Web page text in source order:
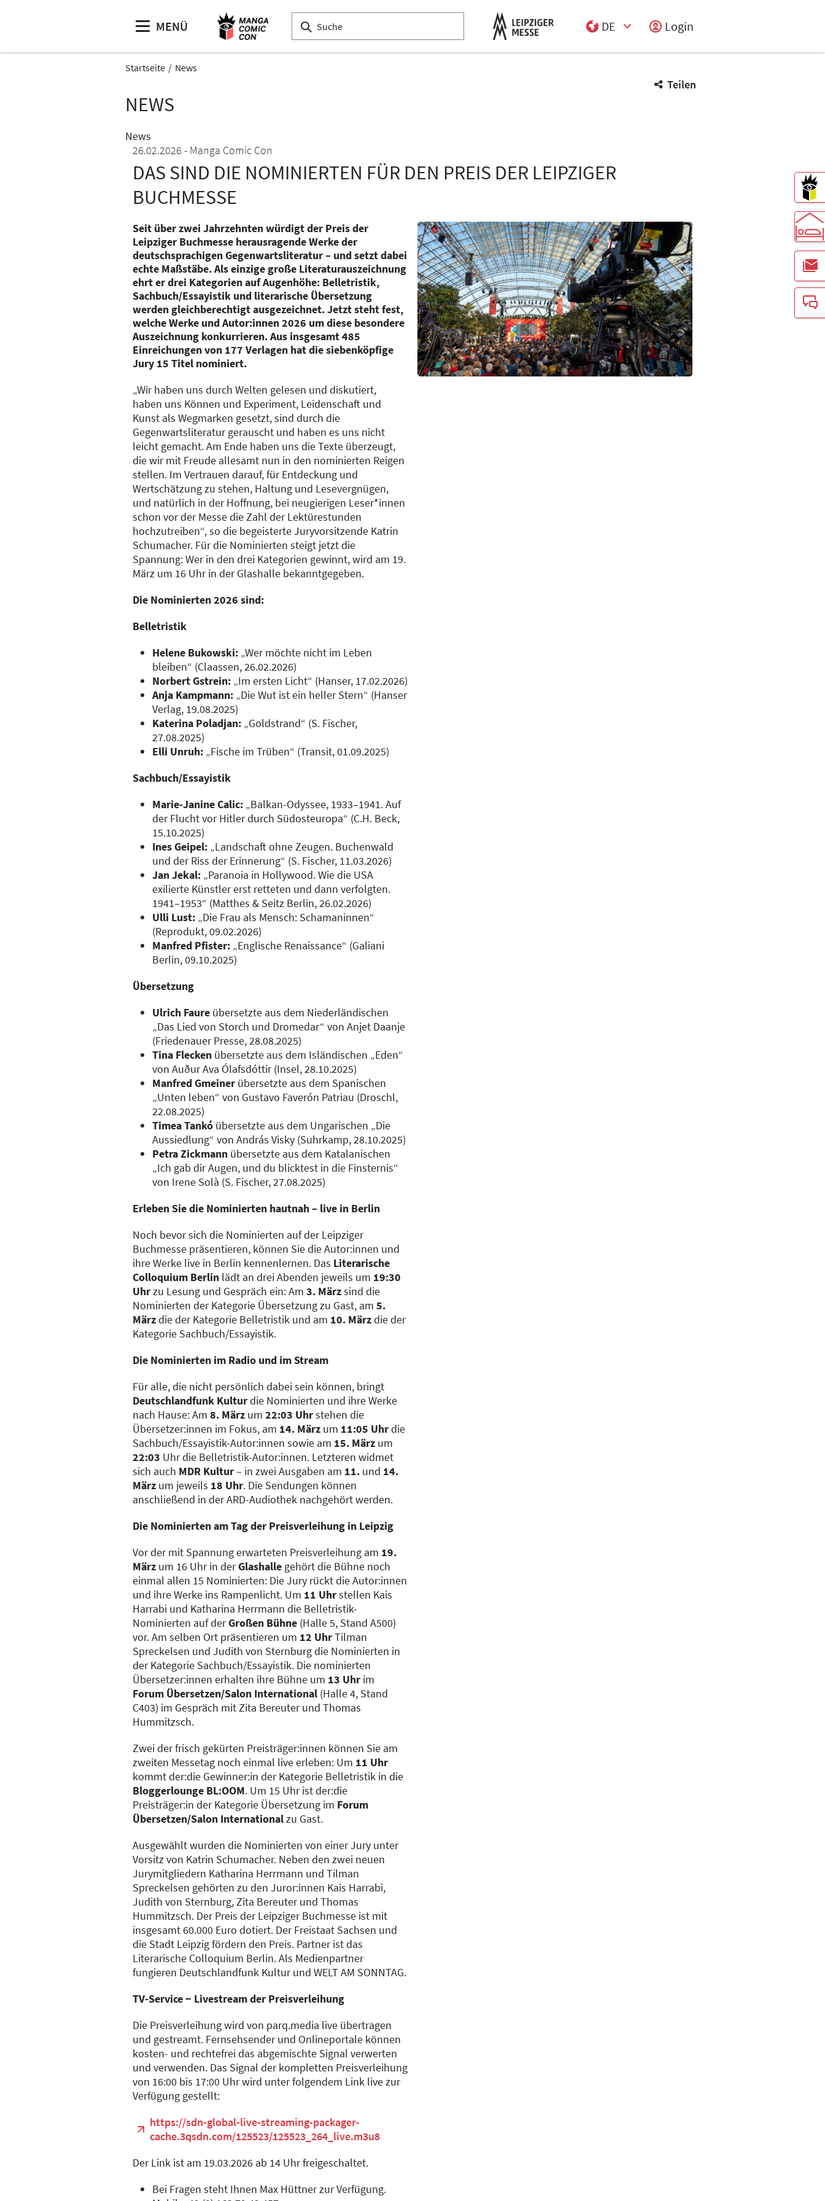
MENÜ
DE
Login
Startseite News
Teilen
NEWS
News
26.02.2026
Manga Comic Con
DAS SIND DIE NOMINIERTEN FÜR DEN PREIS DER LEIPZIGER
BUCHMESSE
Seit über zwei Jahrzehnten würdigt der Preis der
Leipziger Buchmesse herausragende Werke der
deutschsprachigen Gegenwartsliteratur – und setzt dabei
echte Maßstäbe. Als einzige große Literaturauszeichnung
ehrt er drei Kategorien auf Augenhöhe: Belletristik,
Sachbuch/Essayistik und literarische Übersetzung
werden gleichberechtigt ausgezeichnet. Jetzt steht fest,
welche Werke und Autor:innen 2026 um diese besondere
Auszeichnung konkurrieren. Aus insgesamt 485
Einreichungen von 177 Verlagen hat die siebenköpfige
Jury 15 Titel nominiert.
„Wir haben uns durch Welten gelesen und diskutiert,
haben uns Können und Experiment, Leidenschaft und
Kunst als Wegmarken gesetzt, sind durch die
Gegenwartsliteratur gerauscht und haben es uns nicht
leicht gemacht. Am Ende haben uns die Texte überzeugt,
die wir mit Freude allesamt nun in den nominierten Reigen
stellen. Im Vertrauen darauf, für Entdeckung und
Wertschätzung zu stehen, Haltung und Lesevergnügen,
und natürlich in der Hoffnung, bei neugierigen Leser*innen
schon vor der Messe die Zahl der Lektürestunden
hochzutreiben“, so die begeisterte Juryvorsitzende Katrin
Schumacher. Für die Nominierten steigt jetzt die
Spannung: Wer in den drei Kategorien gewinnt, wird am 19.
März um 16 Uhr in der Glashalle bekanntgegeben.
Die Nominierten 2026 sind:
Belletristik
Helene Bukowski: „Wer möchte nicht im Leben
bleiben“ (Claassen, 26.02.2026)
Norbert Gstrein: „Im ersten Licht“ (Hanser, 17.02.2026)
Anja Kampmann: „Die Wut ist ein heller Stern“ (Hanser
Verlag, 19.08.2025)
Katerina Poladjan: „Goldstrand“ (S. Fischer,
27.08.2025)
Elli Unruh: „Fische im Trüben“ (Transit, 01.09.2025)
Sachbuch/Essayistik
Marie-Janine Calic: „Balkan-Odyssee, 1933–1941. Auf
der Flucht vor Hitler durch Südosteuropa“ (C.H. Beck,
15.10.2025)
Ines Geipel: „Landschaft ohne Zeugen. Buchenwald
und der Riss der Erinnerung“ (S. Fischer, 11.03.2026)
Jan Jekal: „Paranoia in Hollywood. Wie die USA
exilierte Künstler erst retteten und dann verfolgten.
1941–1953“ (Matthes & Seitz Berlin, 26.02.2026)
Ulli Lust: „Die Frau als Mensch: Schamaninnen“
(Reprodukt, 09.02.2026)
Manfred Pfister: „Englische Renaissance“ (Galiani
Berlin, 09.10.2025)
Übersetzung
Ulrich Faure übersetzte aus dem Niederländischen
„Das Lied von Storch und Dromedar“ von Anjet Daanje
(Friedenauer Presse, 28.08.2025)
Tina Flecken übersetzte aus dem Isländischen „Eden“
von Auður Ava Ólafsdóttir (Insel, 28.10.2025)
Manfred Gmeiner übersetzte aus dem Spanischen
„Unten leben“ von Gustavo Faverón Patriau (Droschl,
22.08.2025)
Timea Tankó übersetzte aus dem Ungarischen „Die
Aussiedlung“ von András Visky (Suhrkamp, 28.10.2025)
Petra Zickmann übersetzte aus dem Katalanischen
„Ich gab dir Augen, und du blicktest in die Finsternis“
von Irene Solà (S. Fischer, 27.08.2025)
Erleben Sie die Nominierten hautnah – live in Berlin
Noch bevor sich die Nominierten auf der Leipziger
Buchmesse präsentieren, können Sie die Autor:innen und
ihre Werke live in Berlin kennenlernen. Das Literarische
Colloquium Berlin lädt an drei Abenden jeweils um 19:30
Uhrzu Lesung und Gespräch ein: Am 3. Märzsind die
Nominierten der Kategorie Übersetzung zu Gast, am 5.
Märzdie der Kategorie Belletristik und am 10. Märzdie der
Kategorie Sachbuch/Essayistik.
Die Nominierten im Radio und im Stream
Für alle, die nicht persönlich dabei sein können, bringt
Deutschlandfunk Kulturdie Nominierten und ihre Werke
nach Hause: Am 8. März um 22:03 Uhrstehen die
Übersetzer:innen im Fokus, am 14. März um 11:05 Uhrdie
Sachbuch/Essayistik-Autor:innen sowie am 15. März um
22:03 Uhr die Belletristik-Autor:innen. Letzteren widmet
sich auch MDR Kultur– in zwei Ausgaben am 11. und 14.
März um jeweils 18 Uhr. Die Sendungen können
anschließend in der ARD-Audiothek nachgehört werden.
Die Nominierten am Tag der Preisverleihung in Leipzig
Vor der mit Spannung erwarteten Preisverleihung am 19.
März um 16 Uhr in derGlashalle gehört die Bühne noch
einmal allen 15 Nominierten: Die Jury rückt die Autor:innen
und ihre Werke ins Rampenlicht. Um 11 Uhrstellen Kais
Harrabi und Katharina Herrmann die Belletristik-
Nominierten auf derGroßen Bühne (Halle 5, Stand A500)
vor. Am selben Ort präsentieren um 12 UhrTilman
Spreckelsen und Judith von Sternburg die Nominierten in
der Kategorie Sachbuch/Essayistik. Die nominierten
Übersetzer:innen erhalten ihre Bühne um 13 Uhr im
Forum Übersetzen/Salon International (Halle 4, Stand
C403) im Gespräch mit Zita Bereuter und Thomas
Hummitzsch.
Zwei der frisch gekürten Preisträger:innen können Sie am
zweiten Messetag noch einmal live erleben: Um 11 Uhr
kommt der:die Gewinner:in der Kategorie Belletristik in die
Bloggerlounge BL:OOM. Um 15 Uhr ist der:die
Preisträger:in der Kategorie Übersetzung im Forum
Übersetzen/Salon Internationalzu Gast.
Ausgewählt wurden die Nominierten von einer Jury unter
Vorsitz von Katrin Schumacher. Neben den zwei neuen
Jurymitgliedern Katharina Herrmann und Tilman
Spreckelsen gehörten zu den Juror:innen Kais Harrabi,
Judith von Sternburg, Zita Bereuter und Thomas
Hummitzsch. Der Preis der Leipziger Buchmesse ist mit
insgesamt 60.000 Euro dotiert. Der Freistaat Sachsen und
die Stadt Leipzig fördern den Preis. Partner ist das
Literarische Colloquium Berlin. Als Medienpartner
fungieren Deutschlandfunk Kultur und WELT AM SONNTAG.
TV-Service − Livestream der Preisverleihung
Die Preisverleihung wird von parq.media live übertragen
und gestreamt. Fernsehsender und Onlineportale können
kosten- und rechtefrei das abgemischte Signal verwerten
und verwenden. Das Signal der kompletten Preisverleihung
von 16:00 bis 17:00 Uhr wird unter folgendem Link live zur
Verfügung gestellt:
https://sdn-global-live-streaming-packager-
cache.3qsdn.com/125523/125523_264_live.m3u8
Der Link ist am 19.03.2026 ab 14 Uhr freigeschaltet.
Bei Fragen steht Ihnen Max Hüttner zur Verfügung.